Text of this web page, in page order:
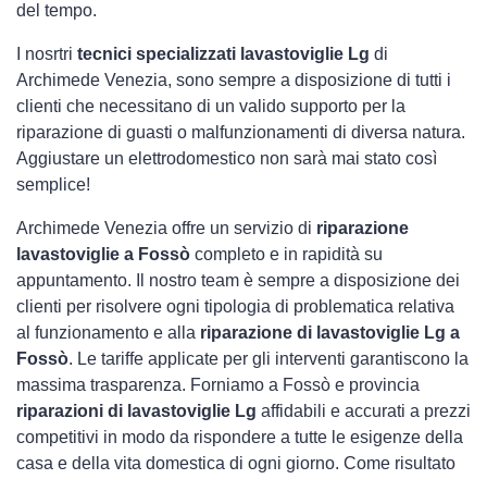
del tempo.
I nosrtri tecnici specializzati lavastoviglie Lg di
Archimede Venezia, sono sempre a disposizione di tutti i
clienti che necessitano di un valido supporto per la
riparazione di guasti o malfunzionamenti di diversa natura.
Aggiustare un elettrodomestico non sarà mai stato così
semplice!
Archimede Venezia offre un servizio di riparazione
lavastoviglie a Fossò completo e in rapidità su
appuntamento. Il nostro team è sempre a disposizione dei
clienti per risolvere ogni tipologia di problematica relativa
al funzionamento e alla riparazione di lavastoviglie Lg a
Fossò. Le tariffe applicate per gli interventi garantiscono la
massima trasparenza. Forniamo a Fossò e provincia
riparazioni di lavastoviglie Lg affidabili e accurati a prezzi
competitivi in modo da rispondere a tutte le esigenze della
casa e della vita domestica di ogni giorno. Come risultato